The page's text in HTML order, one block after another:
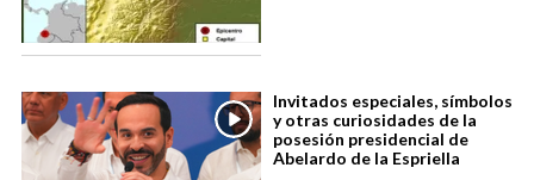
Invitados especiales, símbolos
y otras curiosidades de la
posesión presidencial de
Abelardo de la Espriella